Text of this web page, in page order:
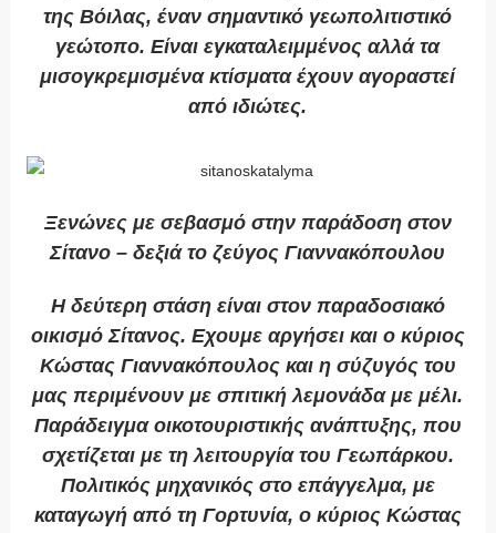
της Βόιλας, έναν σημαντικό γεωπολιτιστικό
γεώτοπο. Είναι εγκαταλειμμένος αλλά τα
μισογκρεμισμένα κτίσματα έχουν αγοραστεί
από ιδιώτες.
Ξενώνες με σεβασμό στην παράδοση στον
Σίτανο – δεξιά το ζεύγος Γιαννακόπουλου
Η δεύτερη στάση είναι στον παραδοσιακό
οικισμό Σίτανος. Εχουμε αργήσει και ο κύριος
Κώστας Γιαννακόπουλος και η σύζυγός του
μας περιμένουν με σπιτική λεμονάδα με μέλι.
Παράδειγμα οικοτουριστικής ανάπτυξης, που
σχετίζεται με τη λειτουργία του Γεωπάρκου.
Πολιτικός μηχανικός στο επάγγελμα, με
καταγωγή από τη Γορτυνία, ο κύριος Κώστας